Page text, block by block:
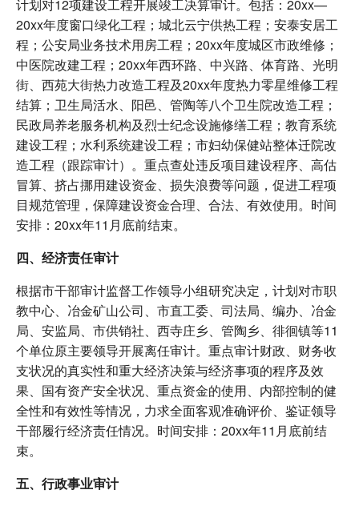
计划对12项建设工程开展竣工决算审计。包括：20xx—
20xx年度窗口绿化工程；城北云宁供热工程；安泰安居工
程；公安局业务技术用房工程；20xx年度城区市政维修；
中医院改建工程；20xx年西环路、中兴路、体育路、光明
街、西苑大街热力改造工程及20xx年度热力零星维修工程
结算；卫生局活水、阳邑、管陶等八个卫生院改造工程；
民政局养老服务机构及烈士纪念设施修缮工程；教育系统
建设工程；水利系统建设工程；市妇幼保健站整体迁院改
造工程（跟踪审计）。重点查处违反项目建设程序、高估
冒算、挤占挪用建设资金、损失浪费等问题，促进工程项
目规范管理，保障建设资金合理、合法、有效使用。时间
安排：20xx年11月底前结束。
四、经济责任审计
根据市干部审计监督工作领导小组研究决定，计划对市职
教中心、冶金矿山公司、市直工委、司法局、编办、冶金
局、安监局、市供销社、西寺庄乡、管陶乡、徘徊镇等11
个单位原主要领导开展离任审计。重点审计财政、财务收
支状况的真实性和重大经济决策与经济事项的程序及效
果、国有资产安全状况、重点资金的使用、内部控制的健
全性和有效性等情况，力求全面客观准确评价、鉴证领导
干部履行经济责任情况。时间安排：20xx年11月底前结
束。
五、行政事业审计